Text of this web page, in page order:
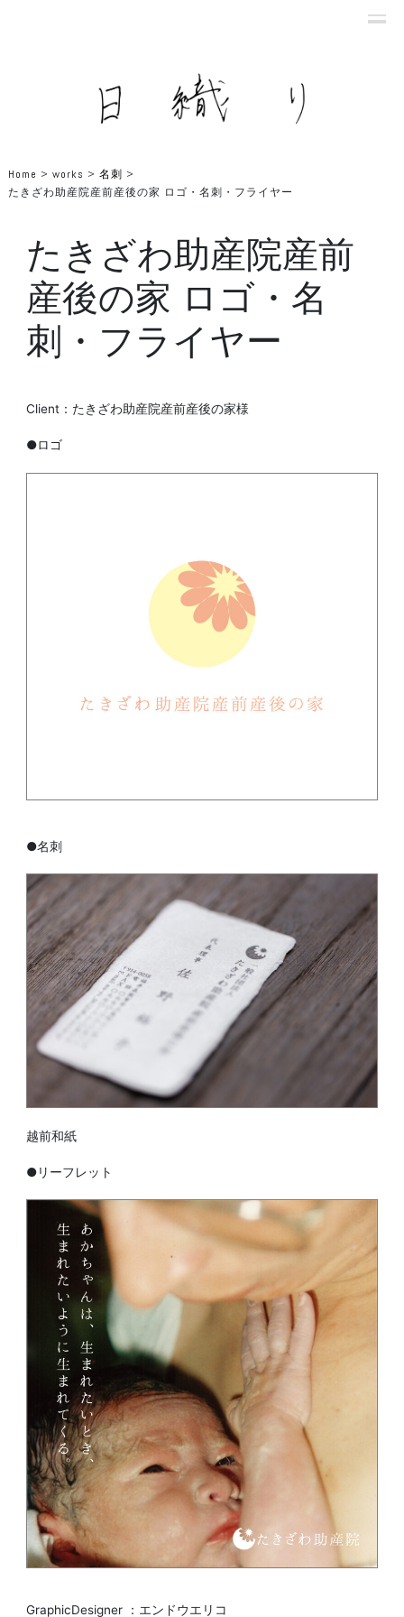
Home > works > 名刺 >
たきざわ助産院産前産後の家 ロゴ・名刺・フライヤー
たきざわ助産院産前
産後の家 ロゴ・名
刺・フライヤー
Client：たきざわ助産院産前産後の家様
●ロゴ
●名刺
越前和紙
●リーフレット
GraphicDesigner ：エンドウエリコ